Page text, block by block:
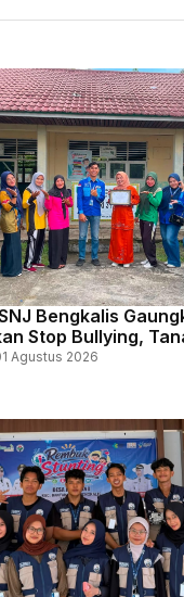
Bengkalis
Stop Bullying,
Positif Sejak Dini di
Agustus 2026